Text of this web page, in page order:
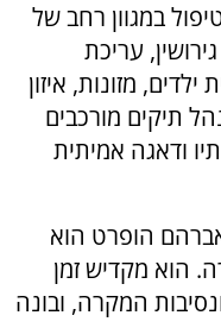
במגוון רחב של
עריכת
מזונות, איזון
תיקים מורכבים
ודאגה אמיתית
הופרט הוא
הוא מקדיש זמן
המקרה, ובונה